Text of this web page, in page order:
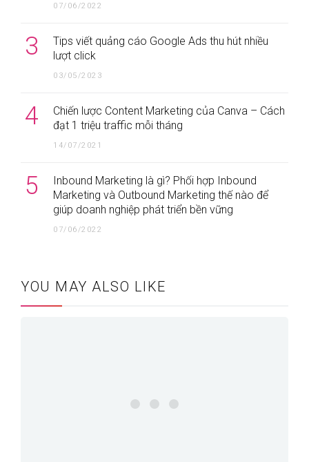
07/06/2022
3
Tips viết quảng cáo Google Ads thu hút nhiều
lượt click
03/05/2023
4
Chiến lược Content Marketing của Canva – Cách
đạt 1 triệu traffic mỗi tháng
14/07/2021
5
Inbound Marketing là gì? Phối hợp Inbound
Marketing và Outbound Marketing thế nào để
giúp doanh nghiệp phát triển bền vững
07/06/2022
YOU MAY ALSO LIKE